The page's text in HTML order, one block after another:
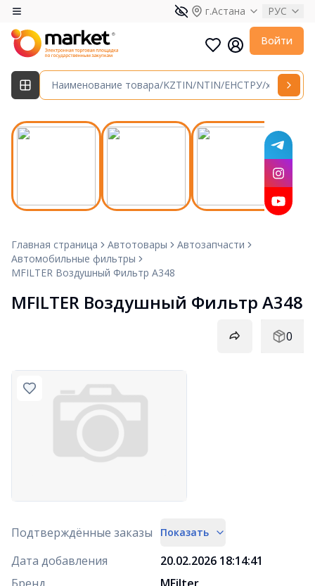
г.Астана РУС
Войти
Главная страница Автотовары
Автозапчасти
Автомобильные фильтры
MFILTER Воздушный Фильтр A348
MFILTER Воздушный Фильтр A348
0
Подтверждённые заказы Показать
Дата добавления
20.02.2026 18:14:41